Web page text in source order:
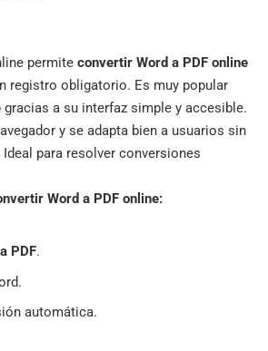
permite convertir Word a PDF online
registro obligatorio. Es muy popular
gracias a su interfaz simple y accesible.
y se adapta bien a usuarios sin
para resolver conversiones
Word a PDF online:
PDF.
automática.